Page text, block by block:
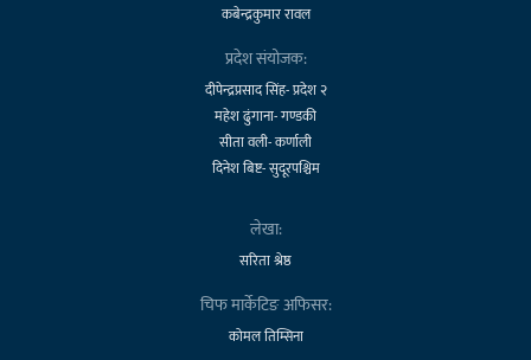
कबेन्द्रकुमार रावल
प्रदेश संयोजक:
दीपेन्द्रप्रसाद सिंह- प्रदेश २
महेश ढुंगाना- गण्डकी
सीता वली- कर्णाली
दिनेश बिष्ट- सुदूरपश्चिम
लेखा:
सरिता श्रेष्ठ
चिफ मार्केटिङ अफिसर:
कोमल तिम्सिना